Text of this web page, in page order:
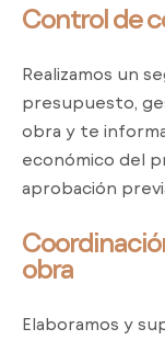
Control de
Realizamos un
presupuesto,
obra y te
económico del
aprobación
obra
Elaboramos y